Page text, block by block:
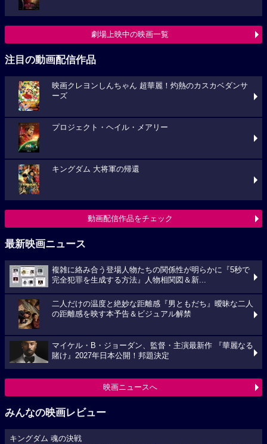
劇場上映中の映画一覧
注目の動画配信作品
映画クレヨンしんちゃん 超華麗！灼熱のカスカベダンサ
ーズ
プロジェクト・ヘイル・メアリー
キングダム 大将軍の帰還
動画配信作品をチェック
最新映画ニュース
複雑に絡み合う登場人物たちの関係性が明らかに『5秒で
完全犯罪を生成する方法』人物相関図＆新...
二人だけの温度と絶妙な距離感『男ともだち』曖昧な二人
の距離感を映す本予告＆ビジュアル解禁
マイケル・B・ジョーダン、監督・主演最新作 『華麗なる
賭け』2027年日本公開！邦題決定
映画ニュースへ
みんなの映画レビュー
キングダム 魂の決戦